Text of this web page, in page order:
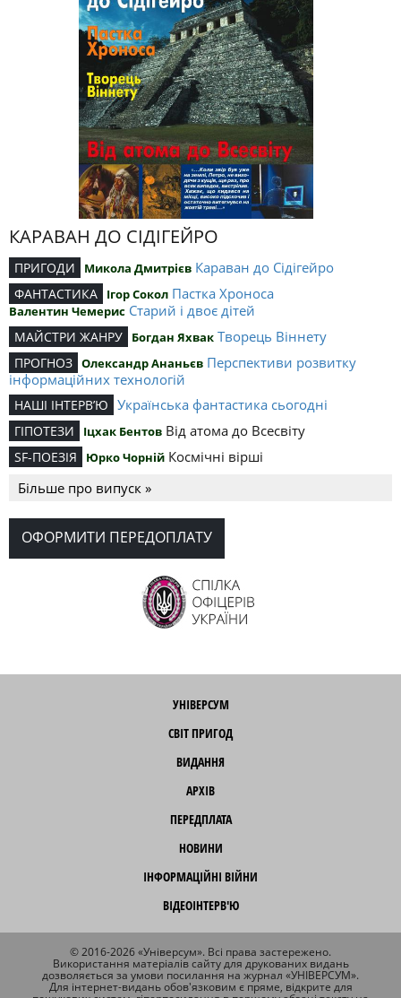
КАРАВАН ДО СІДІГЕЙРО
ПРИГОДИ Микола Дмитрієв Караван до Сідігейро
ФАНТАСТИКА Ігор Сокол Пастка Хроноса
Валентин Чемерис Старий і двоє дітей
МАЙСТРИ ЖАНРУ Богдан Яхвак Творець Віннету
ПРОГНОЗ Олександр Ананьєв Перспективи розвитку
інформаційних технологій
НАШІ ІНТЕРВ’Ю Українська фантастика сьогодні
ГІПОТЕЗИ Іцхак Бентов Від атома до Всесвіту
SF-ПОЕЗІЯ Юрко Чорній Космічні вірші
Більше про випуск »
ОФОРМИТИ ПЕРЕДОПЛАТУ
УНІВЕРСУМ
СВІТ ПРИГОД
ВИДАННЯ
АРХІВ
ПЕРЕДПЛАТА
НОВИНИ
ІНФОРМАЦІЙНІ ВІЙНИ
ВІДЕОІНТЕРВ'Ю
© 2016-2026 «Універсум». Всі права застережено.
Використання матеріалів сайту для друкованих видань
дозволяється за умови посилання на журнал «УНІВЕРСУМ».
Для інтернет-видань обов'язковим є пряме, відкрите для